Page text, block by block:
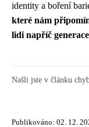
identity a boření
které nám
lidi napříč
Našli jste v článku
Publikováno: 02. 12.